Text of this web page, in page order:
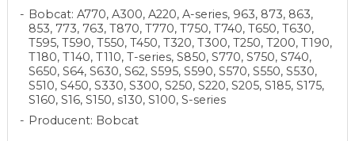
Bobcat: A770, A300, A220, A-series, 963, 873, 863,
853, 773, 763, T870, T770, T750, T740, T650, T630,
T595, T590, T550, T450, T320, T300, T250, T200, T190,
T180, T140, T110, T-series, S850, S770, S750, S740,
S650, S64, S630, S62, S595, S590, S570, S550, S530,
S510, S450, S330, S300, S250, S220, S205, S185, S175,
S160, S16, S150, s130, S100, S-series
Producent: Bobcat